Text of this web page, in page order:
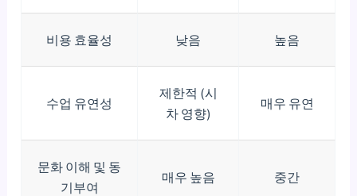
비용 효율성 낮음 높음
수업 유연성
제한적 (시
차 영향)
매우 유연
문화 이해 및 동
기부여
매우 높음 중간